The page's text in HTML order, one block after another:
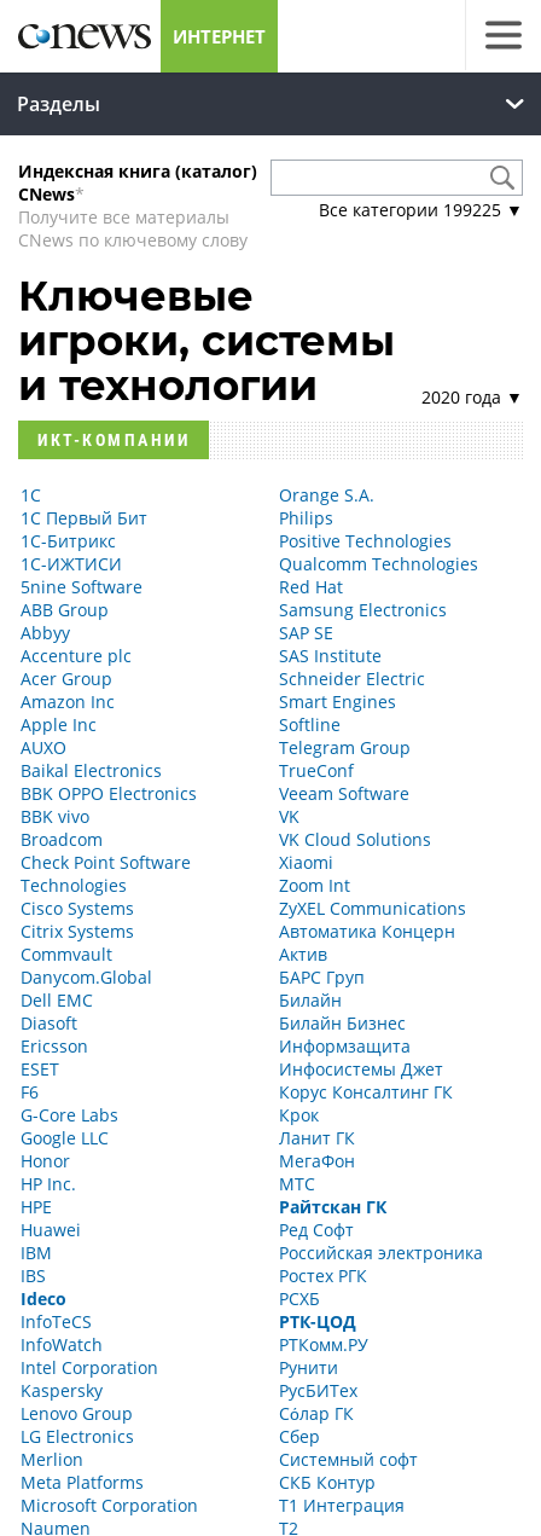
ИНТЕРНЕТ
Разделы
Индексная книга (каталог)
CNews*
Получите все материалы
CNews по ключевому слову
Все категории 199225 ▼
Ключевые
игроки, системы
и технологии
2020 года ▼
ИКТ-КОМПАНИИ
1С
1С Первый Бит
1С-Битрикс
1С-ИЖТИСИ
5nine Software
ABB Group
Abbyy
Accenture plc
Acer Group
Amazon Inc
Apple Inc
AUXO
Baikal Electronics
BBK OPPO Electronics
BBK vivo
Broadcom
Check Point Software
Technologies
Cisco Systems
Citrix Systems
Commvault
Danycom.Global
Dell EMC
Diasoft
Ericsson
ESET
F6
G-Core Labs
Google LLC
Honor
HP Inc.
HPE
Huawei
IBM
IBS
Ideco
InfoTeCS
InfoWatch
Intel Corporation
Kaspersky
Lenovo Group
LG Electronics
Merlion
Meta Platforms
Microsoft Corporation
Naumen
Orange S.A.
Philips
Positive Technologies
Qualcomm Technologies
Red Hat
Samsung Electronics
SAP SE
SAS Institute
Schneider Electric
Smart Engines
Softline
Telegram Group
TrueConf
Veeam Software
VK
VK Cloud Solutions
Xiaomi
Zoom Int
ZyXEL Communications
Автоматика Концерн
Актив
БАРС Груп
Билайн
Билайн Бизнес
Информзащита
Инфосистемы Джет
Корус Консалтинг ГК
Крок
Ланит ГК
МегаФон
МТС
Райтскан ГК
Ред Софт
Российская электроника
Ростех РГК
РСХБ
РТК-ЦОД
РТКомм.РУ
Рунити
РусБИТех
Сόлар ГК
Сбер
Системный софт
СКБ Контур
Т1 Интеграция
Т2